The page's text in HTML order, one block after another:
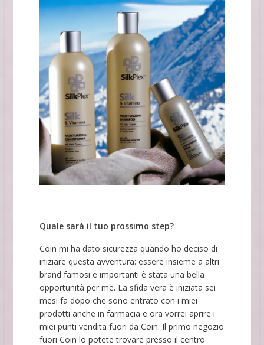
Quale sarà il tuo prossimo step?
Coin mi ha dato sicurezza quando ho deciso di
iniziare questa avventura: essere insieme a altri
brand famosi e importanti è stata una bella
opportunità per me. La sfida vera è iniziata sei
mesi fa dopo che sono entrato con i miei
prodotti anche in farmacia e ora vorrei aprire i
miei punti vendita fuori da Coin. Il primo negozio
fuori Coin lo potete trovare presso il centro